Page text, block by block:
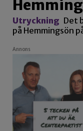
Utryckning Det
på Hemmingsön
Annons